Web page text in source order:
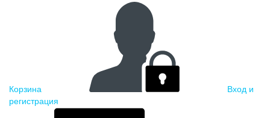
Корзина
Вход и
регистрация